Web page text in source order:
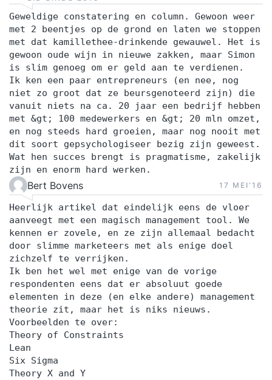
Geweldige constatering en column. Gewoon weer
met 2 beentjes op de grond en laten we stoppen
met dat kamillethee-drinkende gewauwel. Het is
gewoon oude wijn in nieuwe zakken, maar Simon
is slim genoeg om er geld aan te verdienen.
Ik ken een paar entrepreneurs (en nee, nog
niet zo groot dat ze beursgenoteerd zijn) die
vanuit niets na ca. 20 jaar een bedrijf hebben
met &gt; 100 medewerkers en &gt; 20 mln omzet,
en nog steeds hard groeien, maar nog nooit met
dit soort gepsychologiseer bezig zijn geweest.
Wat hen succes brengt is pragmatisme, zakelijk
zijn en enorm hard werken.
Bert Bovens 17 MEI‘16
Heerlijk artikel dat eindelijk eens de vloer
aanveegt met een magisch management tool. We
kennen er zovele, en ze zijn allemaal bedacht
door slimme marketeers met als enige doel
zichzelf te verrijken.
Ik ben het wel met enige van de vorige
respondenten eens dat er absoluut goede
elementen in deze (en elke andere) management
theorie zit, maar het is niks nieuws.
Voorbeelden te over:
Theory of Constraints
Lean
Six Sigma
Theory X and Y